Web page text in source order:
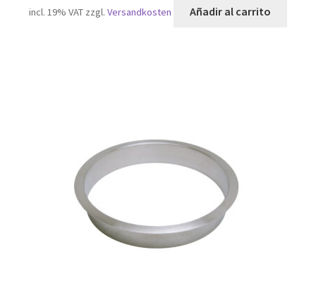
incl. 19% VAT zzgl.Versandkosten Añadir al carrito